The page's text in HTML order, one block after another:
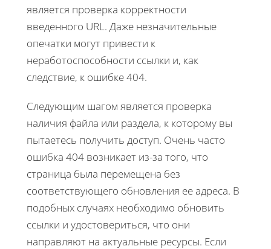
является проверка корректности
введенного URL. Даже незначительные
опечатки могут привести к
неработоспособности ссылки и, как
следствие, к ошибке 404.
Следующим шагом является проверка
наличия файла или раздела, к которому вы
пытаетесь получить доступ. Очень часто
ошибка 404 возникает из-за того, что
страница была перемещена без
соответствующего обновления ее адреса. В
подобных случаях необходимо обновить
ссылки и удостовериться, что они
направляют на актуальные ресурсы. Если